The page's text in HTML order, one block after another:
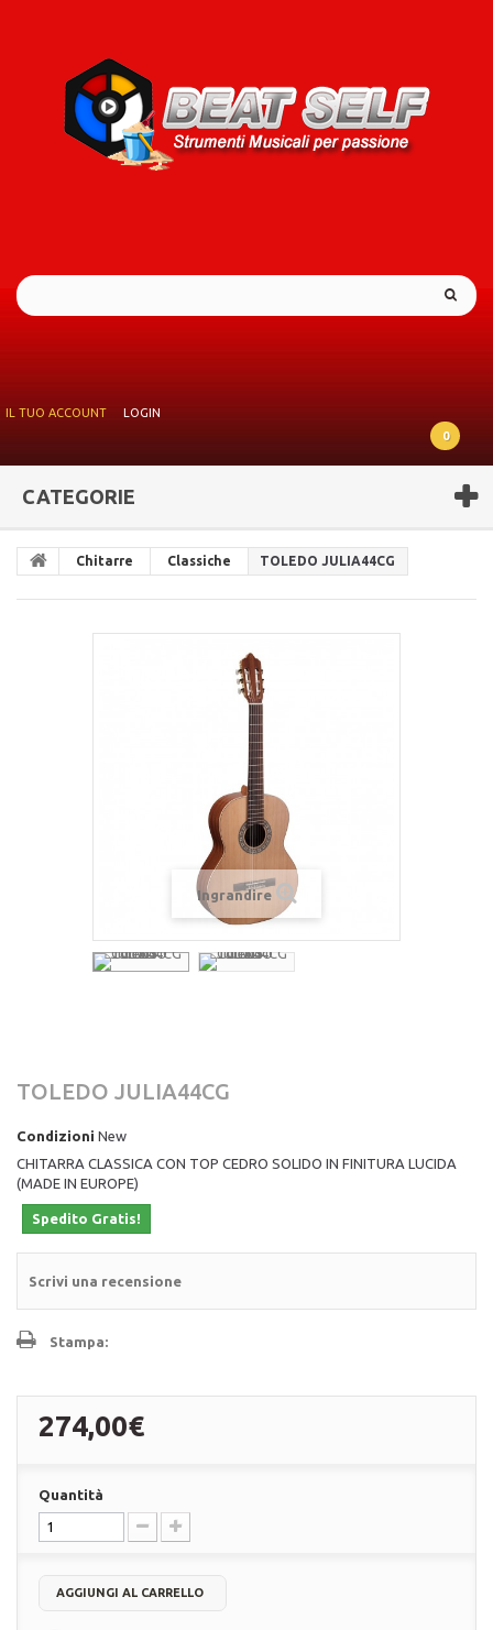
IL TUO ACCOUNT
LOGIN
0
CATEGORIE
Chitarre Classiche TOLEDO JULIA44CG
Ingrandire
TOLEDO JULIA44CG
Condizioni New
CHITARRA CLASSICA CON TOP CEDRO SOLIDO IN FINITURA LUCIDA
(MADE IN EUROPE)
Spedito Gratis!
Scrivi una recensione
Stampa:
274,00€
Quantità
AGGIUNGI AL CARRELLO